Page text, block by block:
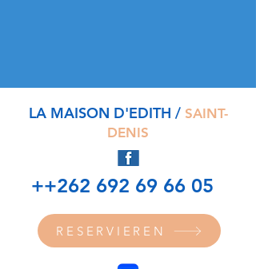
LA MAISON D'EDITH / SAINT-
DENIS
++262 692 69 66 05
RESERVIEREN